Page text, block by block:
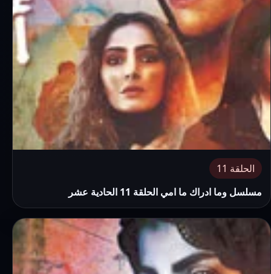
الحلقة 11
مسلسل وما ادراك ما امي الحلقة 11 الحادية عشر